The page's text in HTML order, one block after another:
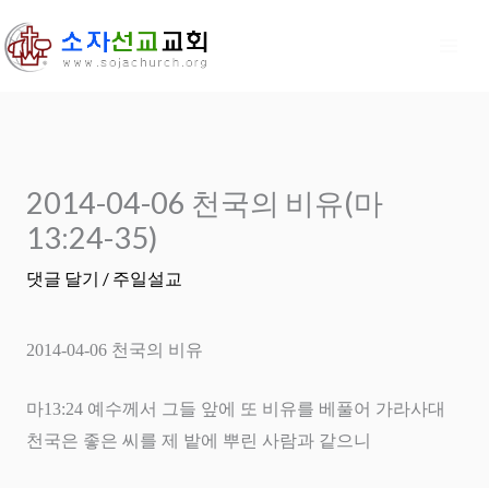
텐
츠
2014-04-06 천국의 비유(마
13:24-35)
댓글 달기 / 주일설교
2014-04-06 천국의 비유
마13:24 예수께서 그들 앞에 또 비유를 베풀어 가라사대
천국은 좋은 씨를 제 밭에 뿌린 사람과 같으니